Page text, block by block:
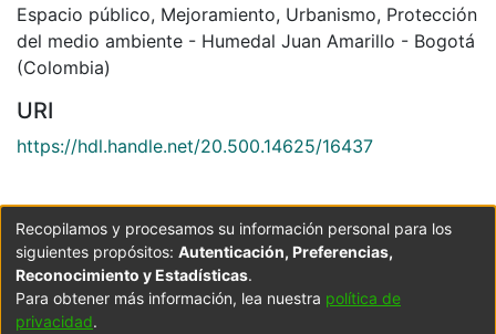
Espacio público, Mejoramiento, Urbanismo, Protección
del medio ambiente - Humedal Juan Amarillo - Bogotá
(Colombia)
URI
https://hdl.handle.net/20.500.14625/16437
Collections
Arquitectura
Full item page
Recopilamos y procesamos su información personal para los
siguientes propósitos: Autenticación, Preferencias,
Reconocimiento y Estadísticas.
Para obtener más información, lea nuestra política de
privacidad.